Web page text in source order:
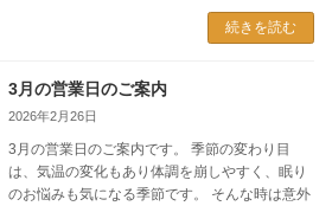
続きを読む
3月の営業日のご案内
2026年2月26日
3月の営業日のご案内です。 季節の変わり目
は、気温の変化もあり体調を崩しやすく、眠り
のお悩みも気になる季節です。 そんな時は意外